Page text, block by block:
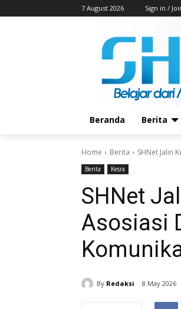
7 August 2026 Sign in /
Beranda Berita
Home Berita SHNet Jalin
Berita Kesra
SHNet
Asosiasi
By Redaksi 8 May 2026